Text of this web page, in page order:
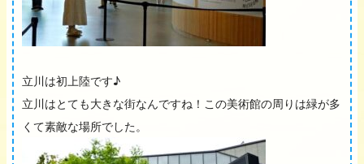
立川は初上陸です♪
立川はとても大きな街なんですね！この美術館の周りは緑が多
くて素敵な場所でした。